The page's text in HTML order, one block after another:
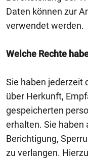
Daten können zur
verwendet werden.
Welche Rechte
Sie haben jederzeit
über Herkunft,
gespeicherten
erhalten. Sie haben
Berichtigung,
zu verlangen.